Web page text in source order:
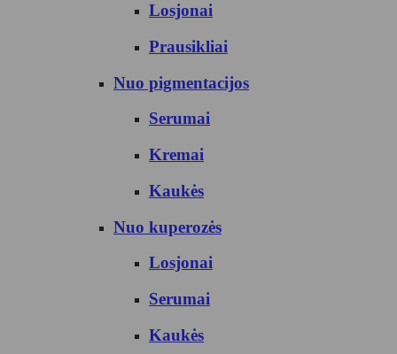
Losjonai
Prausikliai
Nuo pigmentacijos
Serumai
Kremai
Kaukės
Nuo kuperozės
Losjonai
Serumai
Kaukės